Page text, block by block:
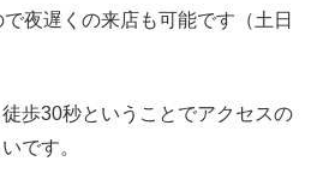
で夜遅くの来店も可能です（土日
歩30秒ということでアクセスの
です。